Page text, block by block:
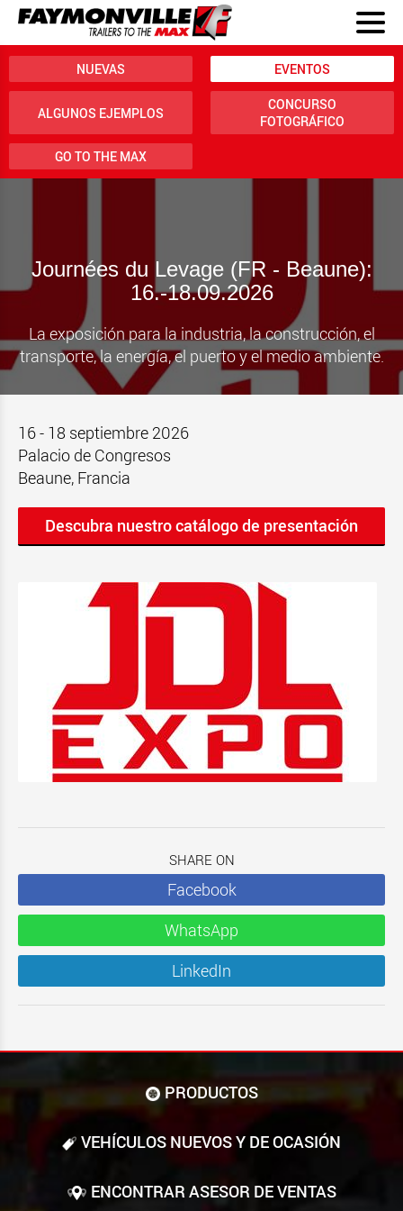
NUEVAS EVENTOS
ALGUNOS EJEMPLOS
CONCURSO
FOTOGRÁFICO
GO TO THE MAX
Journées du Levage (FR - Beaune):
16.-18.09.2026
La exposición para la industria, la construcción, el
transporte, la energía, el puerto y el medio ambiente.
16 - 18 septiembre 2026
Palacio de Congresos
Beaune, Francia
Descubra nuestro catálogo de presentación
SHARE ON
Facebook
WhatsApp
LinkedIn
PRODUCTOS
VEHÍCULOS NUEVOS Y DE OCASIÓN
ENCONTRAR ASESOR DE VENTAS